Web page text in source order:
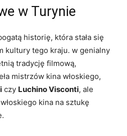
w Turynie
historię,​ która stała się
kultury tego kraju. w genialny ​
tradycję filmową,
mistrzów kina włoskiego,
czy⁣ Luchino Visconti, ale
kina na sztukę⁣